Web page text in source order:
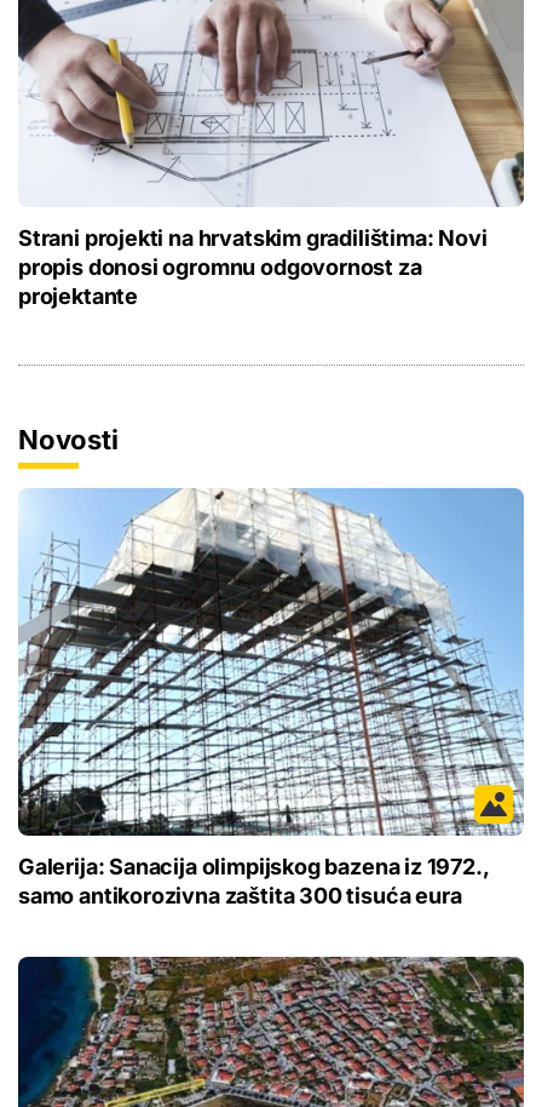
Strani projekti na hrvatskim gradilištima: Novi
propis donosi ogromnu odgovornost za
projektante
Novosti
Galerija: Sanacija olimpijskog bazena iz 1972.,
samo antikorozivna zaštita 300 tisuća eura